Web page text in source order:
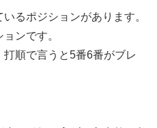
るポジションがあります。
ンです。
順で言うと5番6番がブレ